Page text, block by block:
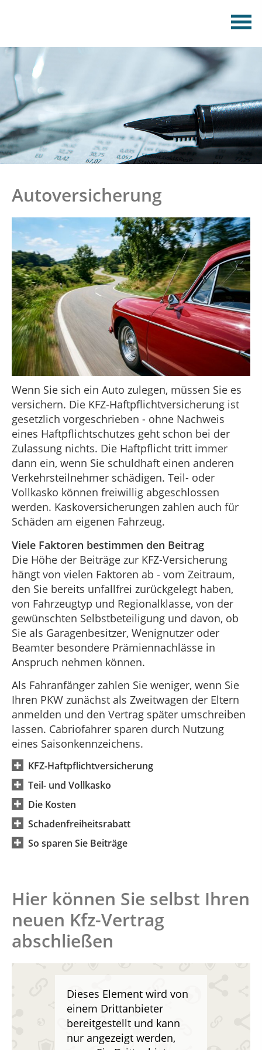
Autoversicherung
Wenn Sie sich ein Auto zulegen, müssen Sie es
versichern. Die KFZ-Haftpflichtversicherung ist
gesetzlich vorgeschrieben - ohne Nachweis
eines Haftpflichtschutzes geht schon bei der
Zulassung nichts. Die Haftpflicht tritt immer
dann ein, wenn Sie schuldhaft einen anderen
Verkehrsteilnehmer schädigen. Teil- oder
Vollkasko können freiwillig abgeschlossen
werden. Kaskoversicherungen zahlen auch für
Schäden am eigenen Fahrzeug.
Viele Faktoren bestimmen den Beitrag
Die Höhe der Beiträge zur KFZ-Versicherung
hängt von vielen Faktoren ab - vom Zeitraum,
den Sie bereits unfallfrei zurückgelegt haben,
von Fahrzeugtyp und Regionalklasse, von der
gewünschten Selbstbeteiligung und davon, ob
Sie als Garagenbesitzer, Wenignutzer oder
Beamter besondere Prämiennachlässe in
Anspruch nehmen können.
Als Fahranfänger zahlen Sie weniger, wenn Sie
Ihren PKW zunächst als Zweitwagen der Eltern
anmelden und den Vertrag später umschreiben
lassen. Cabriofahrer sparen durch Nutzung
eines Saisonkennzeichens.
KFZ-Haftpflichtversicherung
Teil- und Vollkasko
Die Kosten
Schadenfreiheitsrabatt
So sparen Sie Beiträge
Hier können Sie selbst Ihren
neuen Kfz-Vertrag
abschließen
Dieses Element wird von
einem Drittanbieter
bereitgestellt und kann
nur angezeigt werden,